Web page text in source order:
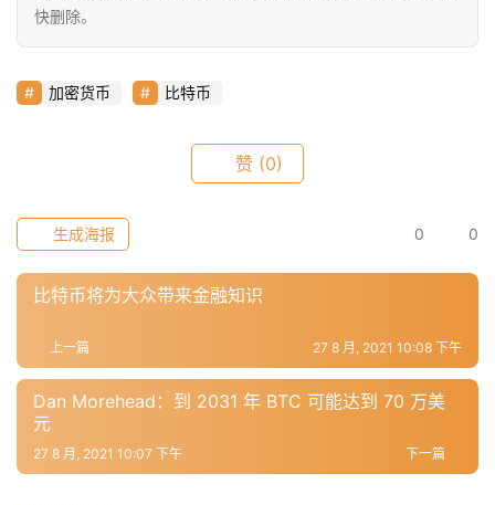
常
用
工
具
快删除。
加密货币 比特币
赞 (0)
0 0
生成海报
比特币将为大众带来金融知识
上一篇 27 8 月, 2021 10:08 下午
Dan Morehead：到 2031 年 BTC 可能达到 70 万美
元
下一篇
27 8 月, 2021 10:07 下午